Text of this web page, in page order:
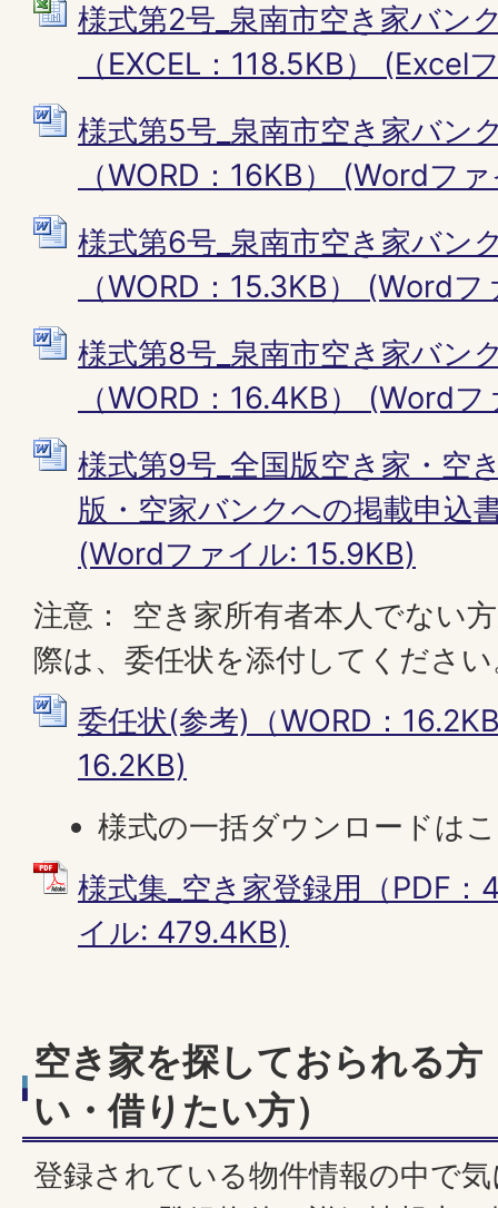
様式第2号_泉南市空き家バン
（EXCEL：118.5KB） (Excel
様式第5号_泉南市空き家バン
（WORD：16KB） (Wordフ
様式第6号_泉南市空き家バン
（WORD：15.3KB） (Word
様式第8号_泉南市空き家バン
（WORD：16.4KB） (Word
様式第9号_全国版空き家・空
版・空家バンクへの掲載申込
(Wordファイル: 15.9KB)
注意： 空き家所有者本人でない
際は、委任状を添付してくださ
委任状(参考)（WORD：
16.2KB)
様式の一括ダウンロードは
様式集_空き家登録用（PDF
イル: 479.4KB)
空き家を探しておられる方
い・借りたい方）
登録されている物件情報の中で